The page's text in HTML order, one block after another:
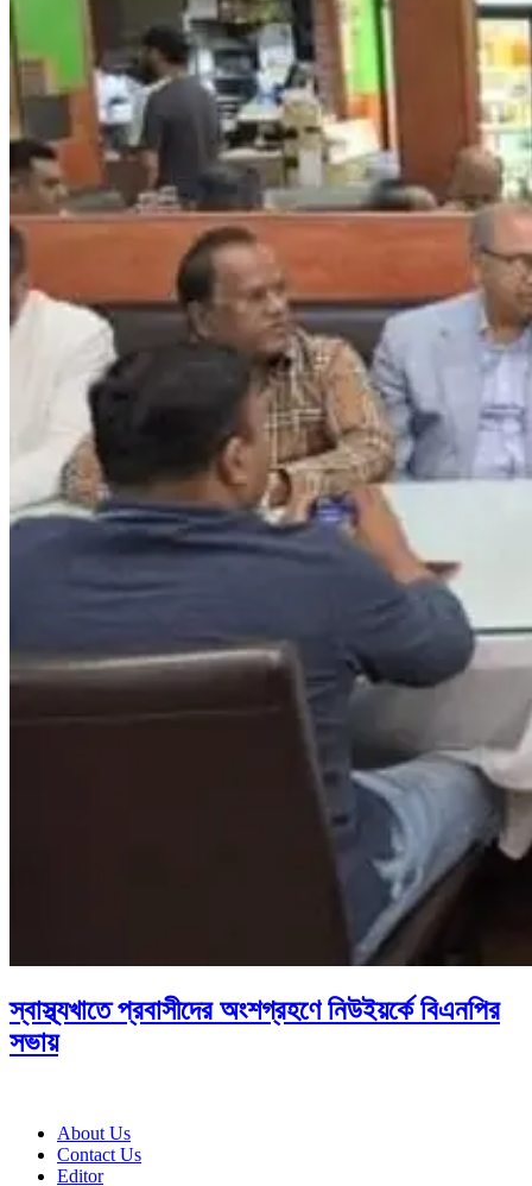
স্বাস্থ্যখাতে প্রবাসীদের অংশগ্রহণে নিউইয়র্কে বিএনপির
সভায়
About Us
Contact Us
Editor